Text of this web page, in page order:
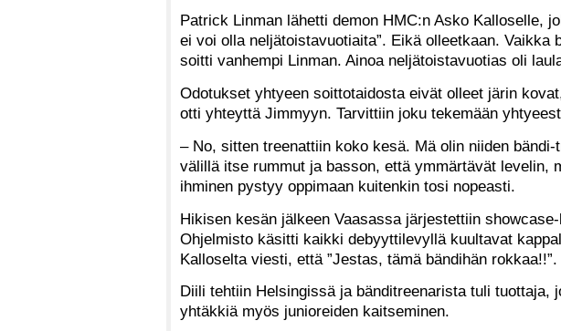
Patrick Linman lähetti demon HMC:n Asko Kalloselle,
ei voi olla neljätoistavuotiaita”. Eikä olleetkaan. Vaikka
soitti vanhempi Linman. Ainoa neljätoistavuotias oli
Odotukset yhtyeen soittotaidosta eivät olleet järin
otti yhteyttä Jimmyyn. Tarvittiin joku tekemään
– No, sitten treenattiin koko kesä. Mä olin niiden
välillä itse rummut ja basson, että ymmärtävät levelin,
ihminen pystyy oppimaan kuitenkin tosi nopeasti.
Hikisen kesän jälkeen Vaasassa järjestettiin
Ohjelmisto käsitti kaikki debyyttilevyllä kuultavat
Kalloselta viesti, että ”Jestas, tämä bändihän rokkaa!!”.
Diili tehtiin Helsingissä ja bänditreenarista tuli tuottaja,
yhtäkkiä myös junioreiden kaitseminen.